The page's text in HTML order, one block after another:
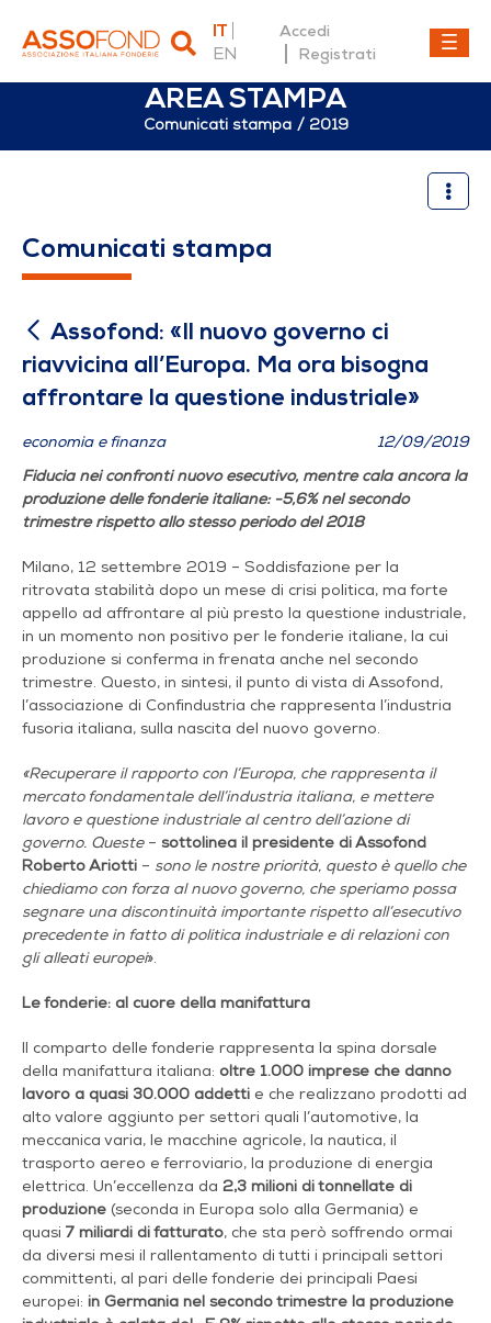
IT
EN
Accedi
Registrati
AREA STAMPA
Comunicati stampa 2019
Assofond: «Il nuovo
Comunicati stampa
Assofond: «Il nuovo governo ci
riavvicina all’Europa. Ma ora bisogna
affrontare la questione industriale»
economia e finanza
12/09/2019
Fiducia nei confronti nuovo esecutivo, mentre cala ancora la
produzione delle fonderie italiane: -5,6% nel secondo
trimestre rispetto allo stesso periodo del 2018
Milano, 12 settembre 2019 – Soddisfazione per la
ritrovata stabilità dopo un mese di crisi politica, ma forte
appello ad affrontare al più presto la questione industriale,
in un momento non positivo per le fonderie italiane, la cui
produzione si conferma in frenata anche nel secondo
trimestre. Questo, in sintesi, il punto di vista di Assofond,
l’associazione di Confindustria che rappresenta l’industria
fusoria italiana, sulla nascita del nuovo governo.
«Recuperare il rapporto con l’Europa, che rappresenta il
mercato fondamentale dell’industria italiana, e mettere
lavoro e questione industriale al centro dell’azione di
governo. Queste– sottolinea il presidente di Assofond
Roberto Ariotti – sono le nostre priorità, questo è quello che
chiediamo con forza al nuovo governo, che speriamo possa
segnare una discontinuità importante rispetto all’esecutivo
precedente in fatto di politica industriale e di relazioni con
gli alleati europei».
Le fonderie: al cuore della manifattura
Il comparto delle fonderie rappresenta la spina dorsale
della manifattura italiana: oltre 1.000 imprese che danno
lavoro a quasi 30.000 addetti e che realizzano prodotti ad
alto valore aggiunto per settori quali l’automotive, la
meccanica varia, le macchine agricole, la nautica, il
trasporto aereo e ferroviario, la produzione di energia
elettrica. Un’eccellenza da 2,3 milioni di tonnellate di
produzione (seconda in Europa solo alla Germania) e
quasi 7 miliardi di fatturato, che sta però soffrendo ormai
da diversi mesi il rallentamento di tutti i principali settori
committenti, al pari delle fonderie dei principali Paesi
europei: in Germania nel secondo trimestre la produzione